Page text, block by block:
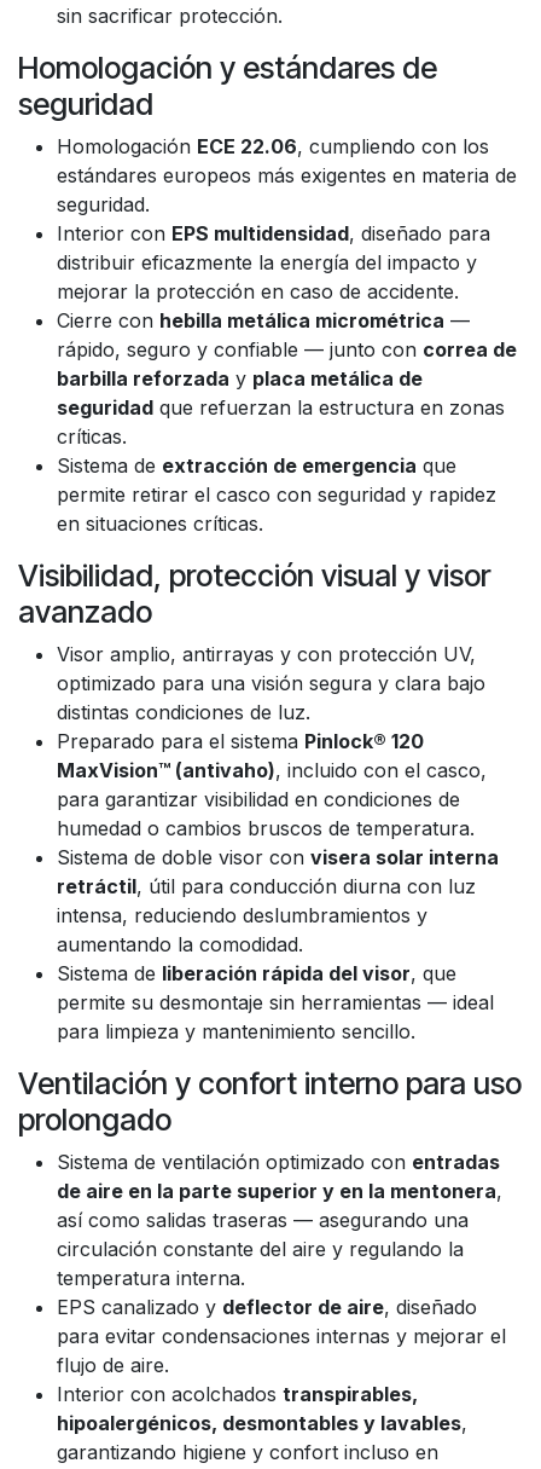
sin sacrificar protección.
Homologación y estándares de
seguridad
Homologación ECE 22.06, cumpliendo con los
estándares europeos más exigentes en materia de
seguridad.
Interior con EPS multidensidad, diseñado para
distribuir eficazmente la energía del impacto y
mejorar la protección en caso de accidente.
Cierre con hebilla metálica micrométrica —
rápido, seguro y confiable — junto con correa de
barbilla reforzada y placa metálica de
seguridad que refuerzan la estructura en zonas
críticas.
Sistema de extracción de emergencia que
permite retirar el casco con seguridad y rapidez
en situaciones críticas.
Visibilidad, protección visual y visor
avanzado
Visor amplio, antirrayas y con protección UV,
optimizado para una visión segura y clara bajo
distintas condiciones de luz.
Preparado para el sistema Pinlock® 120
MaxVision™ (antivaho), incluido con el casco,
para garantizar visibilidad en condiciones de
humedad o cambios bruscos de temperatura.
Sistema de doble visor con visera solar interna
retráctil, útil para conducción diurna con luz
intensa, reduciendo deslumbramientos y
aumentando la comodidad.
Sistema de liberación rápida del visor, que
permite su desmontaje sin herramientas — ideal
para limpieza y mantenimiento sencillo.
Ventilación y confort interno para uso
prolongado
Sistema de ventilación optimizado con entradas
de aire en la parte superior y en la mentonera,
así como salidas traseras — asegurando una
circulación constante del aire y regulando la
temperatura interna.
EPS canalizado y deflector de aire, diseñado
para evitar condensaciones internas y mejorar el
flujo de aire.
Interior con acolchados transpirables,
hipoalergénicos, desmontables y lavables,
garantizando higiene y confort incluso en